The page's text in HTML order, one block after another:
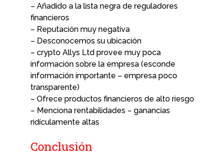
– Añadido a la lista negra de reguladores
financieros
– Reputación muy negativa
– Desconocemos su ubicación
– crypto Allys Ltd provee muy poca
información sobre la empresa (esconde
información importante – empresa poco
transparente)
– Ofrece productos financieros de alto riesgo
– Menciona rentabilidades – ganancias
ridículamente altas
Conclusión